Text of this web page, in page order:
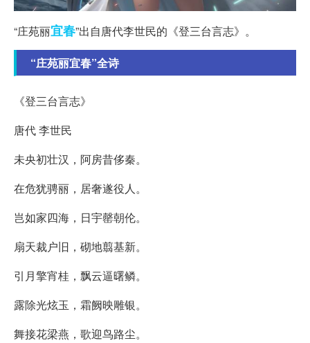
“庄苑丽宜春”出自唐代李世民的《登三台言志》。
“庄苑丽宜春”全诗
《登三台言志》
唐代 李世民
未央初壮汉，阿房昔侈秦。
在危犹骋丽，居奢遂役人。
岂如家四海，日宇罄朝伦。
扇天裁户旧，砌地翦基新。
引月擎宵桂，飘云逼曙鳞。
露除光炫玉，霜阙映雕银。
舞接花梁燕，歌迎鸟路尘。